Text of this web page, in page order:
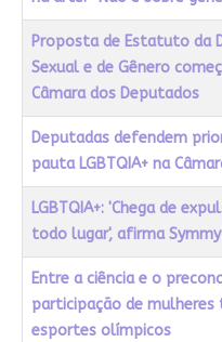
Proposta de Estatuto da
Sexual e de Gênero
Câmara dos Deputados
Deputadas defendem
pauta LGBTQIA+ na
LGBTQIA+: 'Chega de
todo lugar', afirma
Entre a ciência e o
participação de mulheres
esportes olímpicos